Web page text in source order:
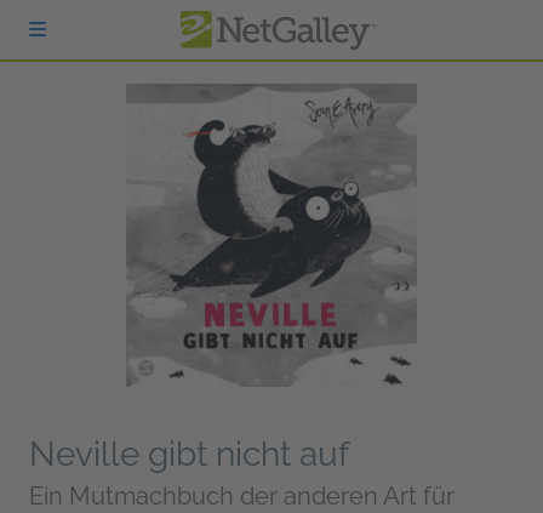
zum Hauptinhalt springen
Neville gibt nicht auf
Ein Mutmachbuch der anderen Art für